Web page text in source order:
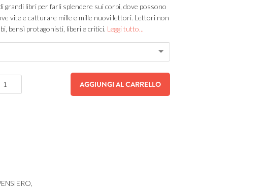
grandi libri per farli splendere sui corpi, dove possono
vite e catturare mille e mille nuovi lettori. Lettori non
bensì protagonisti, liberi e critici. Leggi tutto...
AGGIUNGI AL CARRELLO